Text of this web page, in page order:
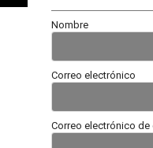
Nombre
Correo electrónico
Correo electrónico